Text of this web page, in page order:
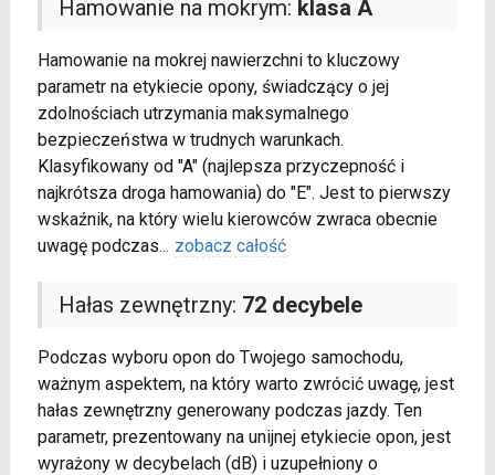
Hamowanie na mokrym: klasa A
Hamowanie na mokrej nawierzchni to kluczowy
parametr na etykiecie opony, świadczący o jej
zdolnościach utrzymania maksymalnego
bezpieczeństwa w trudnych warunkach.
Klasyfikowany od "A" (najlepsza przyczepność i
najkrótsza droga hamowania) do "E". Jest to pierwszy
wskaźnik, na który wielu kierowców zwraca obecnie
uwagę podczas... zobacz całość
Hałas zewnętrzny: 72 decybele
Podczas wyboru opon do Twojego samochodu,
ważnym aspektem, na który warto zwrócić uwagę, jest
hałas zewnętrzny generowany podczas jazdy. Ten
parametr, prezentowany na unijnej etykiecie opon, jest
wyrażony w decybelach (dB) i uzupełniony o